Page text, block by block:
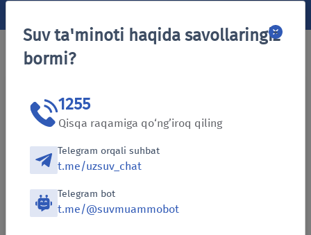
Rahbar nutqlari
Suv ta'minoti haqida savollaringiz
bormi?
1255
Qisqa raqamiga qo‘ng’iroq qiling
Telegram orqali suhbat
t.me/uzsuv_chat
Telegram bot
t.me/@suvmuammobot